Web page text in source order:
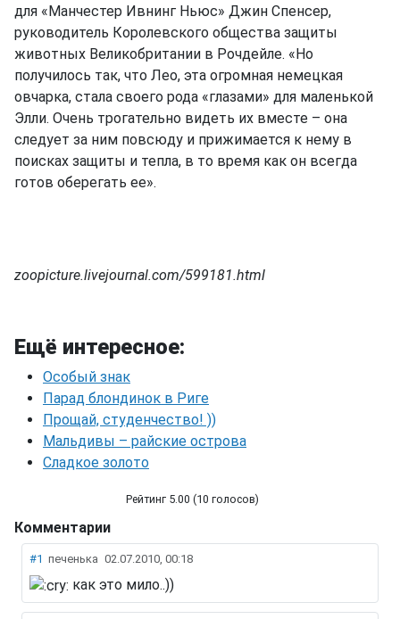
для «Манчестер Ивнинг Ньюс» Джин Спенсер,
руководитель Королевского общества защиты
животных Великобритании в Рочдейле. «Но
получилось так, что Лео, эта огромная немецкая
овчарка, стала своего рода «глазами» для маленькой
Элли. Очень трогательно видеть их вместе – она
следует за ним повсюду и прижимается к нему в
поисках защиты и тепла, в то время как он всегда
готов оберегать ее».
zoopicture.livejournal.com/599181.html
Ещё интересное:
Особый знак
Парад блондинок в Риге
Прощай, студенчество! ))
Мальдивы – райские острова
Сладкое золото
Рейтинг 5.00 (10 голосов)
Собака-поводырь для слепой собаки
Комментарии
#1 печенька 02.07.2010, 00:18
как это мило..))